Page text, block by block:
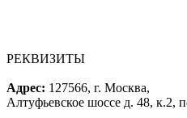
РЕКВИЗИТЫ
Адрес: 127566, г. Москва,
Алтуфьевское шоссе д. 48, к.2,